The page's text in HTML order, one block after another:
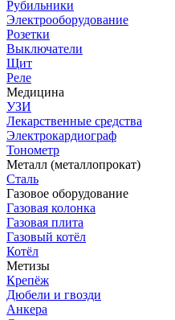
Рубильники
Электрооборудование
Розетки
Выключатели
Щит
Реле
Медицина
УЗИ
Лекарственные средства
Электрокардиограф
Тонометр
Металл (металлопрокат)
Сталь
Газовое оборудование
Газовая колонка
Газовая плита
Газовый котёл
Котёл
Метизы
Крепёж
Дюбели и гвозди
Анкера